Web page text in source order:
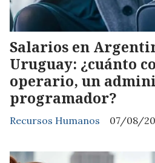
Salarios en
Uruguay: ¿cuánto
operario, un
programador?
Recursos Humanos 07/08/